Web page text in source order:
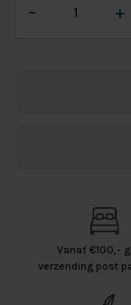
–
Camel
+
Vanaf €100,-
verzending post